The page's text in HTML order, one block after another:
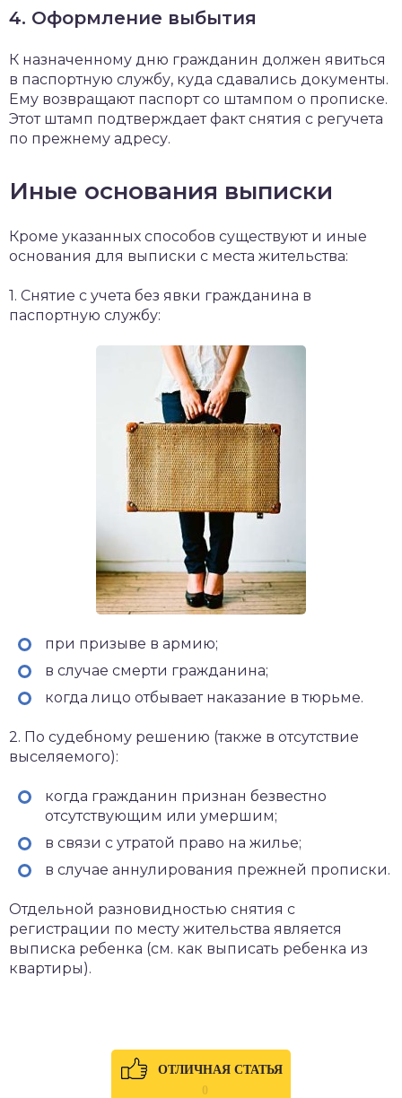
4. Оформление выбытия
К назначенному дню гражданин должен явиться
в паспортную службу, куда сдавались документы.
Ему возвращают паспорт со штампом о прописке.
Этот штамп подтверждает факт снятия с регучета
по прежнему адресу.
Иные основания выписки
Кроме указанных способов существуют и иные
основания для выписки с места жительства:
1.​ Снятие с учета без явки гражданина в
паспортную службу:
при призыве в армию;
в случае смерти гражданина;
когда лицо отбывает наказание в тюрьме.
2.​ По судебному решению (также в отсутствие
выселяемого):
когда гражданин признан безвестно
отсутствующим или умершим;
в связи с утратой право на жилье;
в случае аннулирования прежней прописки.
Отдельной разновидностью снятия с
регистрации по месту жительства является
выписка ребенка (см. как выписать ребенка из
квартиры).
ОТЛИЧНАЯ СТАТЬЯ
0